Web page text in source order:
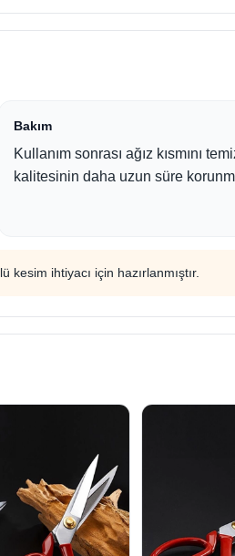
Bakım
Kullanım sonrası ağız kısmını
kalitesinin daha uzun süre
ihtiyacı için hazırlanmıştır.